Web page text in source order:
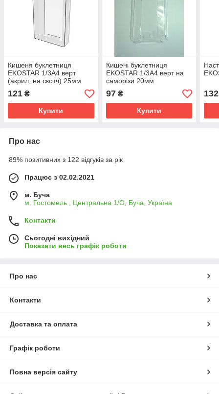
Кишеня буклетниця
EKOSTAR 1/3А4 верт
(акрил, на скотч) 25мм
121 ₴
Купити
Кишені буклетниця
EKOSTAR 1/3А4 верт на
саморізи 20мм
97₴
Купити
132
Про нас
89% позитивних з 122 відгуків за рік
Працює з 02.02.2021
м. Буча
м. Гостомель , Центральна 1/О, Буча, Україна
Контакти
Сьогодні вихідний
Показати весь графік роботи
Про нас
Контакти
Доставка та оплата
Графік роботи
Повна версія сайту